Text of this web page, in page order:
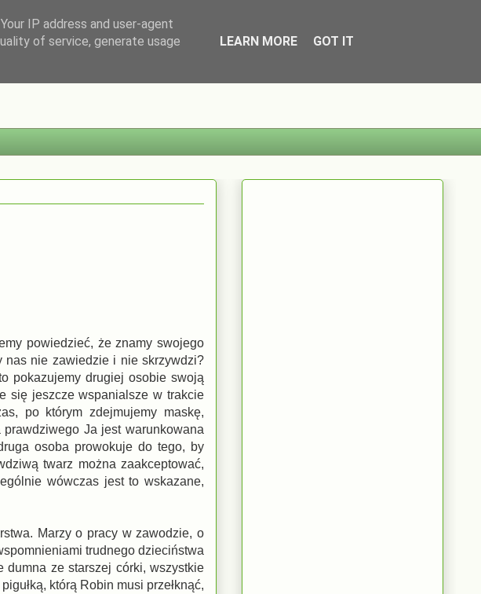
powiedzieć, że znamy swojego
nas nie zawiedzie i nie skrzywdzi?
pokazujemy drugiej osobie swoją
się jeszcze wspanialsze w trakcie
po którym zdejmujemy maskę,
Ja jest warunkowana
osoba prowokuje do tego, by
twarz można zaakceptować,
wówczas jest to wskazane,
Marzy o pracy w zawodzie, o
trudnego dzieciństwa
ze starszej córki, wszystkie
którą Robin musi przełknąć,
IP address and user-agent
of service, generate usage
LEARN MORE GOT IT